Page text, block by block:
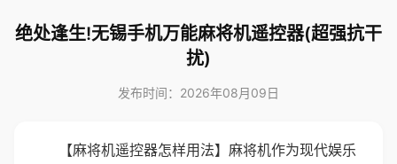
绝处逢生!无锡手机万能麻将机遥控器(超强抗干
扰)
发布时间：2026年08月09日
【麻将机遥控器怎样用法】麻将机作为现代娱乐